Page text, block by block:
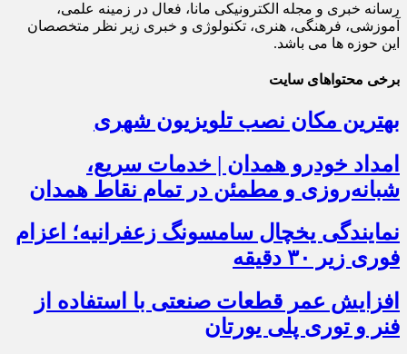
رسانه خبری و مجله الکترونیکی مانا، فعال در زمینه علمی،
آموزشی، فرهنگی، هنری، تکنولوژی و خبری زیر نظر متخصصان
این حوزه ها می باشد.
برخی محتواهای سایت
بهترین مکان نصب تلویزیون شهری
امداد خودرو همدان | خدمات سریع،
شبانه‌روزی و مطمئن در تمام نقاط همدان
نمایندگی یخچال سامسونگ زعفرانیه؛ اعزام
فوری زیر ۳۰ دقیقه
افزایش عمر قطعات صنعتی با استفاده از
فنر و توری پلی یورتان